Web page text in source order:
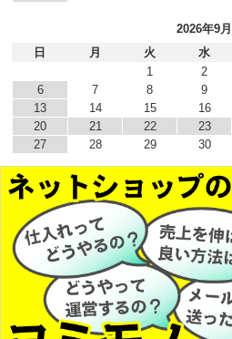
2026年9月
日
月 火 水
1
2
6
7 8 9
13
14 15 16
20
21 22 23
27
28 29 30